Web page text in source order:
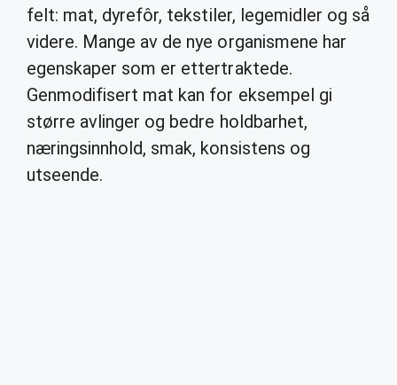
felt: mat, dyrefôr, tekstiler, legemidler og så
videre. Mange av de nye organismene har
egenskaper som er ettertraktede.
Genmodifisert mat kan for eksempel gi
større avlinger og bedre holdbarhet,
næringsinnhold, smak, konsistens og
utseende.